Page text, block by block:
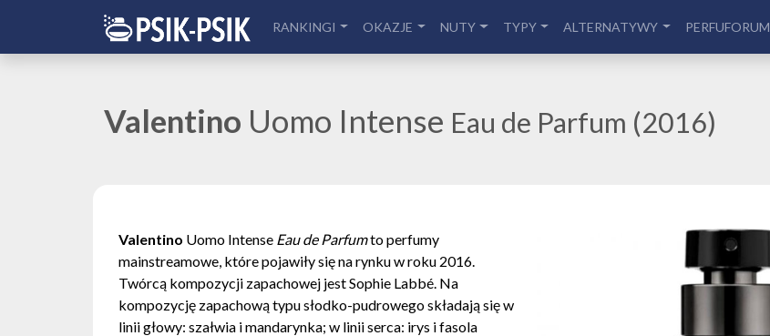
RANKINGI OKAZJE NUTY TYPY ALTERNATYWY PERFUFORUM
Valentino Uomo Intense Eau de Parfum (2016)
Valentino Uomo Intense Eau de Parfumto perfumy
mainstreamowe, które pojawiły się na rynku w roku 2016.
Twórcą kompozycji zapachowej jest Sophie Labbé. Na
kompozycję zapachową typu słodko-pudrowego składają się w
linii głowy: szałwia i mandarynka; w linii serca: irys i fasola